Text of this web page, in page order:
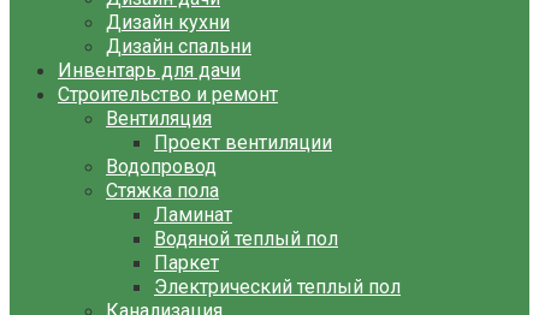
Дизайн кухни
Дизайн спальни
Инвентарь для дачи
Строительство и ремонт
Вентиляция
Проект вентиляции
Водопровод
Стяжка пола
Ламинат
Водяной теплый пол
Паркет
Электрический теплый пол